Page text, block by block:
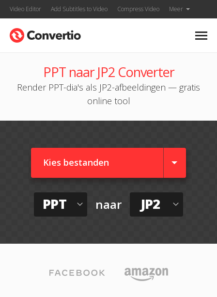
Video Editor Add Subtitles to Video Compress Video Meer
PPT naar JP2 Converter
Render PPT-dia's als JP2-afbeeldingen — gratis
online tool
Kies bestanden
PPT naar JP2